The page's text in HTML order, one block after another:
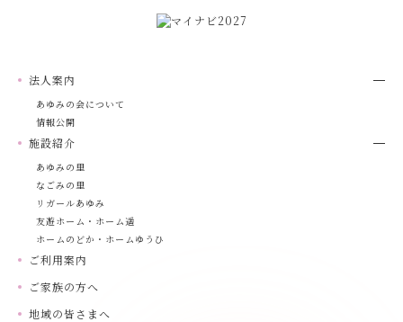
法人案内
あゆみの会について
情報公開
施設紹介
あゆみの里
なごみの里
リガールあゆみ
友遊ホーム・ホーム遥
ホームのどか・ホームゆうひ
ご利用案内
ご家族の方へ
地域の皆さまへ